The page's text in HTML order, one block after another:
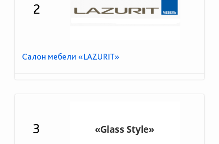
2
Салон мебели «LAZURIT»
3